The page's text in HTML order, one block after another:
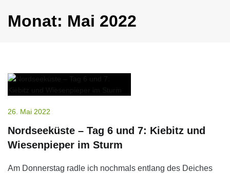
Monat: Mai 2022
26. Mai 2022
Nordseeküste – Tag 6 und 7: Kiebitz und
Wiesenpieper im Sturm
Am Donnerstag radle ich nochmals entlang des Deiches